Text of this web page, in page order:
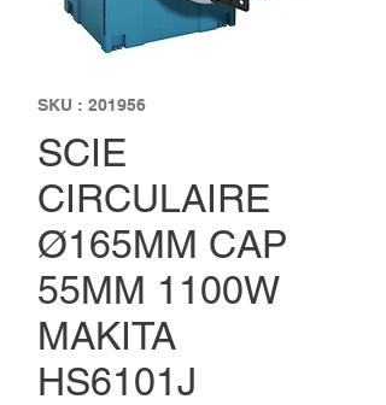
SKU : 201956
SCIE
CIRCULAIRE
Ø165MM CAP
55MM 1100W
MAKITA
HS6101J